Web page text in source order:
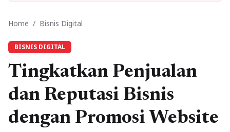
Home / Bisnis Digital
BISNIS DIGITAL
Tingkatkan Penjualan
dan Reputasi Bisnis
dengan Promosi Website